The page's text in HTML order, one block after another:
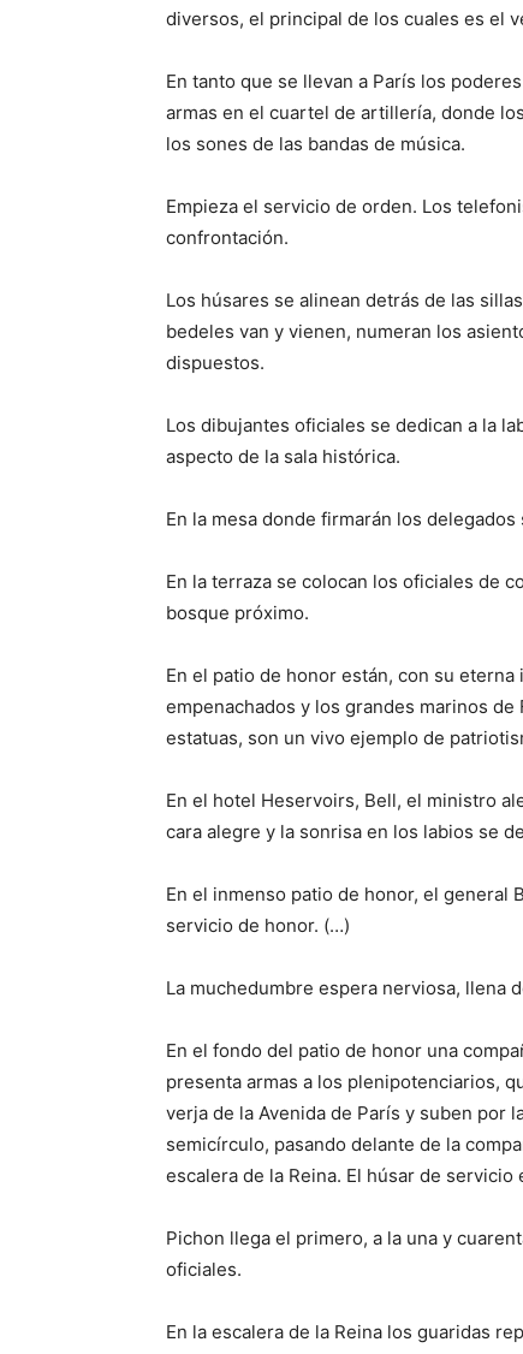
diversos, el principal de los cuales es el
En tanto que se llevan a París los
armas en el cuartel de artillería, donde
los sones de las bandas de música.
Empieza el servicio de orden. Los
confrontación.
Los húsares se alinean detrás de las
bedeles van y vienen, numeran los
dispuestos.
Los dibujantes oficiales se dedican a la
aspecto de la sala histórica.
En la mesa donde firmarán los
En la terraza se colocan los oficiales de
bosque próximo.
En el patio de honor están, con su
empenachados y los grandes marinos de
estatuas, son un vivo ejemplo de
En el hotel Heservoirs, Bell, el ministro
cara alegre y la sonrisa en los labios se
En el inmenso patio de honor, el general
servicio de honor. (…)
La muchedumbre espera nerviosa, llena
En el fondo del patio de honor una
presenta armas a los plenipotenciarios,
verja de la Avenida de París y suben por
semicírculo, pasando delante de la
escalera de la Reina. El húsar de
Pichon llega el primero, a la una y
oficiales.
En la escalera de la Reina los guaridas